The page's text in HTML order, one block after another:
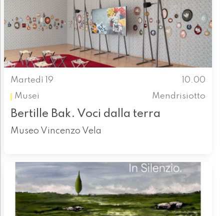
Martedì 19
10.00
Musei
Mendrisiotto
Bertille Bak. Voci dalla terra
Museo Vincenzo Vela